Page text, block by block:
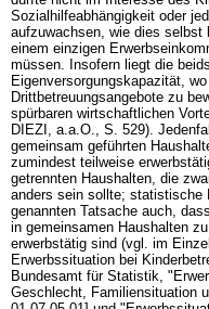
Sozialhilfeabhängigkeit oder
aufzuwachsen, wie dies selbst
einem einzigen
müssen. Insofern liegt die
Eigenversorgungskapazität,
Drittbetreuungsangebote zu
spürbaren wirtschaftlichen
DIEZI, a.a.O., S. 529).
gemeinsam geführten
zumindest teilweise
getrennten Haushalten, die
anders sein sollte; statistische
genannten Tatsache auch,
in gemeinsamen Haushalten
erwerbstätig sind (vgl. im
Erwerbssituation bei
Bundesamt für Statistik,
Geschlecht, Familiensituation